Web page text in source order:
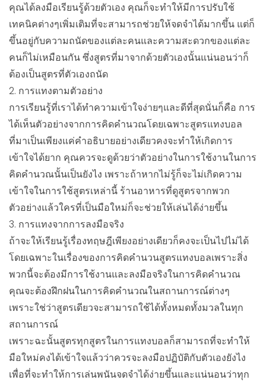
คุณได้ลงมือเรียนรู้ด้วยตัวเอง คุณก็จะทำให้มีการปรับใช้
เทคนิคต่างๆเพิ่มเติมที่จะสามารถช่วยให้จดจำได้มากขึ้น แต่ก็
ขึ้นอยู่กับความถนัดของแต่ละคนและความสะดวกของแต่ละ
คนก็ไม่เหมือนกัน ซึ่งสูตรที่มาจากด้วยตัวเองนั้นแน่นอนว่าก็
ต้องเป็นสูตรที่ตัวเองถนัด
2. การแทงตามตัวอย่าง
การเรียนรู้ที่เราได้ทำความเข้าใจง่ายๆและดีที่สุดนั่นก็คือ การ
ได้เห็นตัวอย่างจากการคิดคำนวณโดยเฉพาะสูตรแทงบอล
ที่มาเป็นเพียงแค่คำอธิบายอย่างเดียวคงจะทำให้เกิดการ
เข้าใจได้ยาก คุณควรจะดูด้วยว่าตัวอย่างในการใช้งานในการ
คิดคำนวณนั้นเป็นยังไง เพราะถ้าหากไม่รู้ก็จะไม่เกิดความ
เข้าใจในการใช้สูตรเหล่านี้ ร้านอาหารที่ดูสูตรจากพวก
ตัวอย่างแล้วใครที่เป็นมือใหม่ก็จะช่วยให้เล่นได้ง่ายขึ้น
3. การแทงจากการลงมือจริง
ถ้าจะให้เรียนรู้เรื่องทฤษฎีเพียงอย่างเดียวก็คงจะเป็นไปไม่ได้
โดยเฉพาะในเรื่องของการคิดคำนวนสูตรแทงบอลเพราะสิ่ง
พวกนี้จะต้องมีการใช้งานและลงมือจริงในการคิดคำนวณ
คุณจะต้องฝึกฝนในการคิดคำนวณในสถานการณ์ต่างๆ
เพราะใช่ว่าสูตรเดียวจะสามารถใช้ได้ทั้งหมดทั้งมวลในทุก
สถานการณ์
เพราะฉะนั้นสูตรทุกสูตรในการแทงบอลก็สามารถที่จะทำให้
มือใหม่คงได้เข้าใจแล้วว่าควรจะลงมือปฏิบัติกับตัวเองยังไง
เพื่อที่จะทำให้การเล่นพนันจดจำได้ง่ายขึ้นและแน่นอนว่าทุก